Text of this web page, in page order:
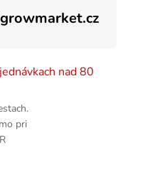
nad 80
pri